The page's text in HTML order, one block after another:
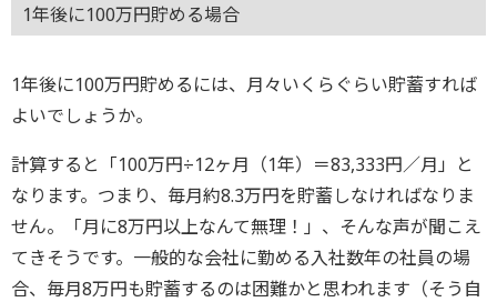
1年後に100万円貯める場合
1年後に100万円貯めるには、月々いくらぐらい貯蓄すれば
よいでしょうか。
計算すると「100万円÷12ヶ月（1年）＝83,333円／月」と
なります。つまり、毎月約8.3万円を貯蓄しなければなりま
せん。「月に8万円以上なんて無理！」、そんな声が聞こえ
てきそうです。一般的な会社に勤める入社数年の社員の場
合、毎月8万円も貯蓄するのは困難かと思われます（そう自